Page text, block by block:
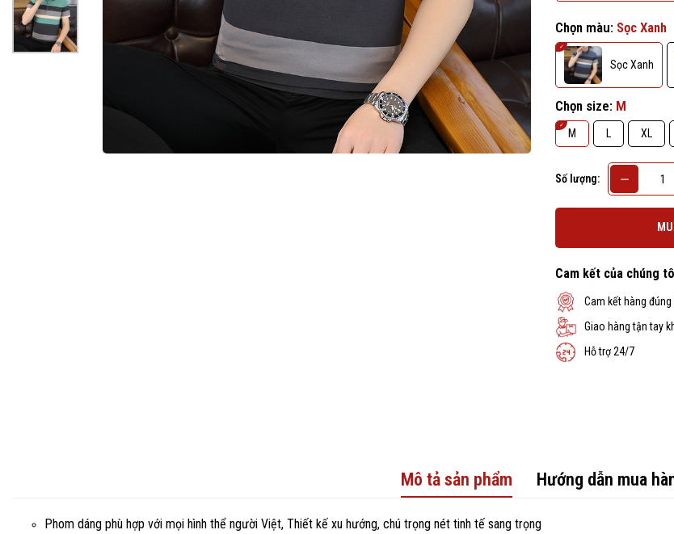
Chọn màu: Sọc Xanh
Sọc Xanh
Chọn size: M
M L XL
Số lượng:
Cam kết của chúng
Cam kết hàng
Giao hàng tận tay
Hỗ trợ 24/7
Mô tả sản phẩm Hướng dẫn mua
Phom dáng phù hợp với mọi hình thể người Việt, Thiết kế xu hướng, chú trọng nét tinh tế sang trọng